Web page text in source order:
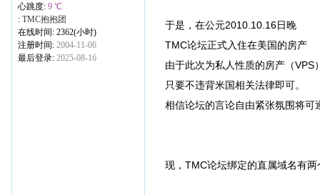
心跳度: 9 ℃
: TMC抱抱团
在线时间: 2362(小时)
注册时间: 2004-11-06
最后登录: 2025-08-16
于是，在公元2010.10.16日晚
TMC论坛正式入住在美国的房产
由于此次为私人性质的房产（VPS
只要不违背米国相关法律即可。
相信论坛的言论自由紧张氛围将可
现，TMC论坛绑定的直属域名有两